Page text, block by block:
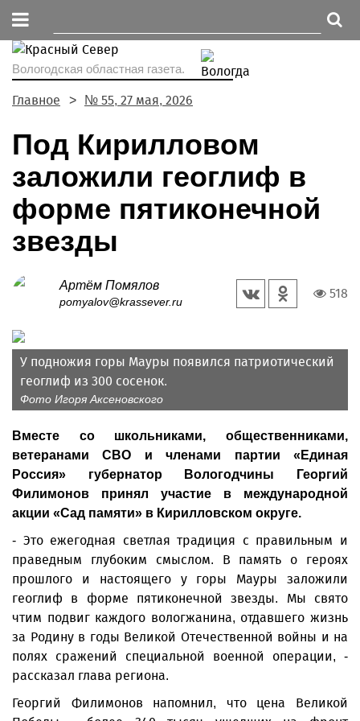
Вологодская областная газета.
Главное № 55, 27 мая, 2026
Под Кирилловом
заложили геоглиф в
форме пятиконечной
звезды
Артём Помялов
pomyalov@krassever.ru
518
У подножия горы Мауры появился патриотический
геоглиф из 300 сосенок.
Фото Игоря Аксеновского
Вместе со школьниками, общественниками,
ветеранами СВО и членами партии «Единая
Россия» губернатор Вологодчины Георгий
Филимонов принял участие в международной
акции «Сад памяти» в Кирилловском округе.
- Это ежегодная светлая традиция с правильным и
праведным глубоким смыслом. В память о героях
прошлого и настоящего у горы Мауры заложили
геоглиф в форме пятиконечной звезды. Мы свято
чтим подвиг каждого вологжанина, отдавшего жизнь
за Родину в годы Великой Отечественной войны и на
полях сражений специальной военной операции, -
рассказал глава региона.
Георгий Филимонов напомнил, что цена Великой